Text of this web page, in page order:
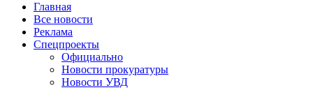
Главная
Все новости
Реклама
Спецпроекты
Официально
Новости прокуратуры
Новости УВД